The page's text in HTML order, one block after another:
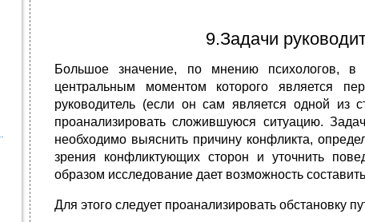
9.Задачи
Большое значение, по мнению психологов, в
центральным моментом которого является
руководитель (если он сам является одной из
проанализировать сложившуюся ситуацию.
необходимо выяснить причину конфликта,
зрения конфликтующих сторон и уточнить
образом исследование дает возможность
Для этого следует проанализировать обстановку